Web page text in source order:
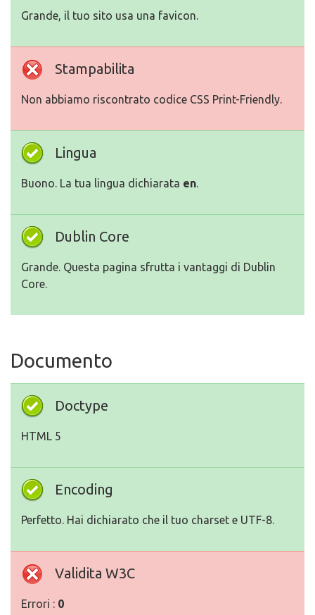
Grande, il tuo sito usa una favicon.
Stampabilita
Non abbiamo riscontrato codice CSS Print-Friendly.
Lingua
Buono. La tua lingua dichiarata en.
Dublin Core
Grande. Questa pagina sfrutta i vantaggi di Dublin
Core.
Documento
Doctype
HTML 5
Encoding
Perfetto. Hai dichiarato che il tuo charset e UTF-8.
Validita W3C
Errori : 0